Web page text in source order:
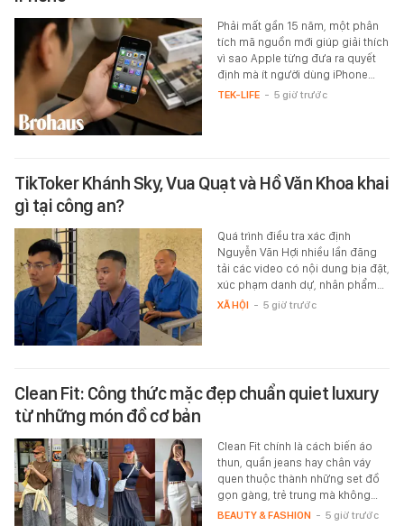
Phải mất gần 15 năm, một phân
tích mã nguồn mới giúp giải thích
vì sao Apple từng đưa ra quyết
định mà ít người dùng iPhone…
TEK-LIFE - 5 giờ trước
TikToker Khánh Sky, Vua Quạt và Hồ Văn Khoa khai
gì tại công an?
Quá trình điều tra xác định
Nguyễn Văn Hợi nhiều lần đăng
tải các video có nội dung bịa đặt,
xúc phạm danh dự, nhân phẩm…
XÃ HỘI - 5 giờ trước
Clean Fit: Công thức mặc đẹp chuẩn quiet luxury
từ những món đồ cơ bản
Clean Fit chính là cách biến áo
thun, quần jeans hay chân váy
quen thuộc thành những set đồ
gọn gàng, trẻ trung mà không…
BEAUTY & FASHION - 5 giờ trước